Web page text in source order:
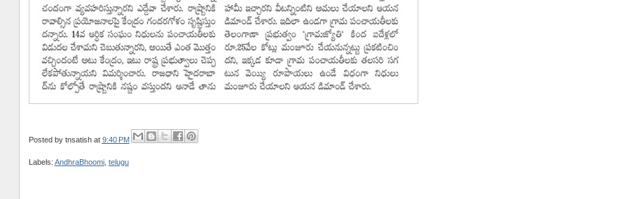
Posted by tnsatish at 9:40 PM
Labels: AndhraBhoomi, telugu